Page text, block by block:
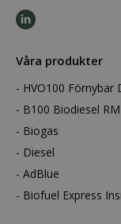
Våra produkter
HVO100 Förnybar
B100 Biodiesel
Biogas
Diesel
AdBlue
Biofuel Express